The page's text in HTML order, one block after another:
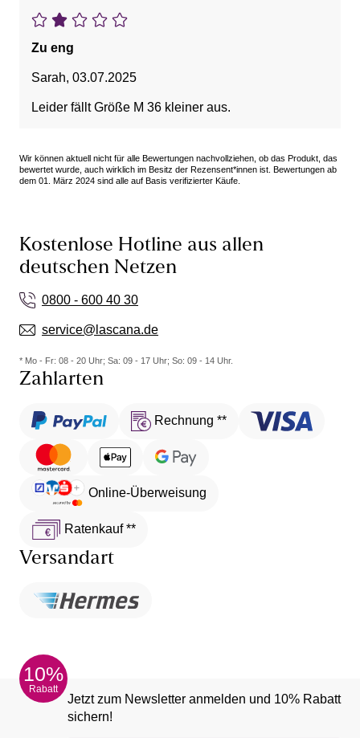
Zu eng
Sarah, 03.07.2025
Leider fällt Größe M 36 kleiner aus.
Wir können aktuell nicht für alle Bewertungen nachvollziehen, ob das Produkt, das
bewertet wurde, auch wirklich im Besitz der Rezensent*innen ist. Bewertungen ab
dem 01. März 2024 sind alle auf Basis verifizierter Käufe.
Kostenlose Hotline aus allen
deutschen Netzen
0800 - 600 40 30
service@lascana.de
* Mo - Fr: 08 - 20 Uhr; Sa: 09 - 17 Uhr; So: 09 - 14 Uhr.
Zahlarten
Rechnung **
Online-Überweisung
Ratenkauf **
Versandart
10%
Rabatt
Jetzt zum Newsletter anmelden und 10% Rabatt
sichern!